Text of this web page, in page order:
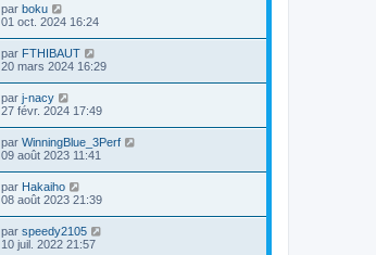
par boku
01 oct. 2024 16:24
par FTHIBAUT
20 mars 2024 16:29
par j-nacy
27 févr. 2024 17:49
par WinningBlue_3Perf
09 août 2023 11:41
par Hakaiho
08 août 2023 21:39
par speedy2105
10 juil. 2022 21:57